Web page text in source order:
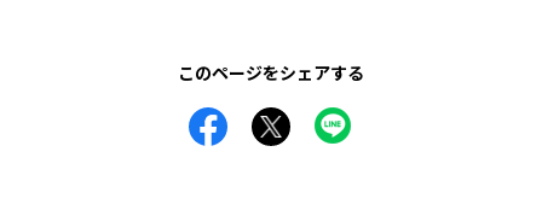
このページをシェアする